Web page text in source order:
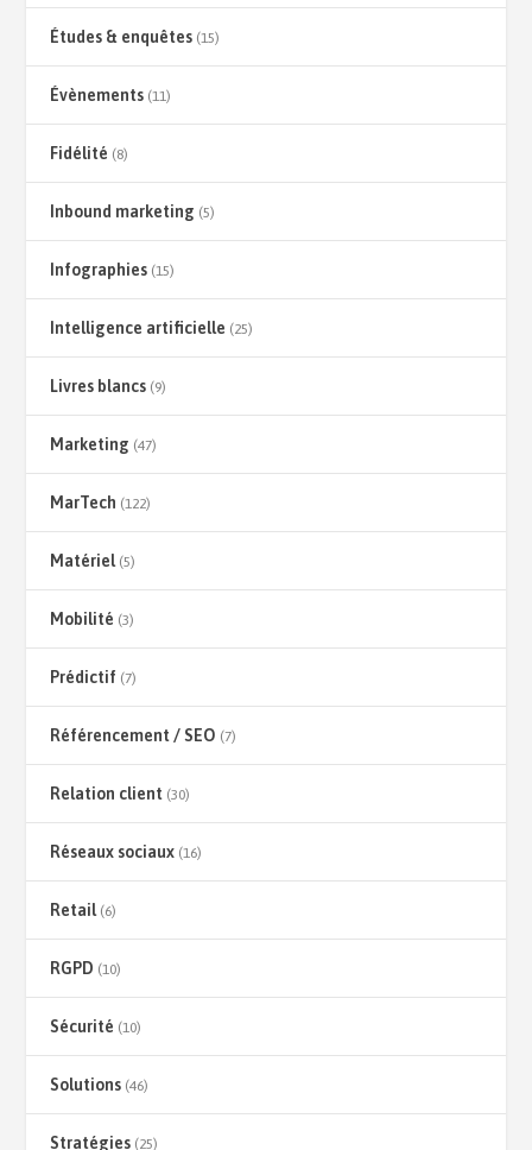
Études & enquêtes (15)
Évènements (11)
Fidélité (8)
Inbound marketing (5)
Infographies (15)
Intelligence artificielle (25)
Livres blancs (9)
Marketing (47)
MarTech (122)
Matériel(5)
Mobilité (3)
Prédictif (7)
Référencement / SEO (7)
Relation client (30)
Réseaux sociaux (16)
Retail(6)
RGPD (10)
Sécurité (10)
Solutions (46)
Stratégies (25)